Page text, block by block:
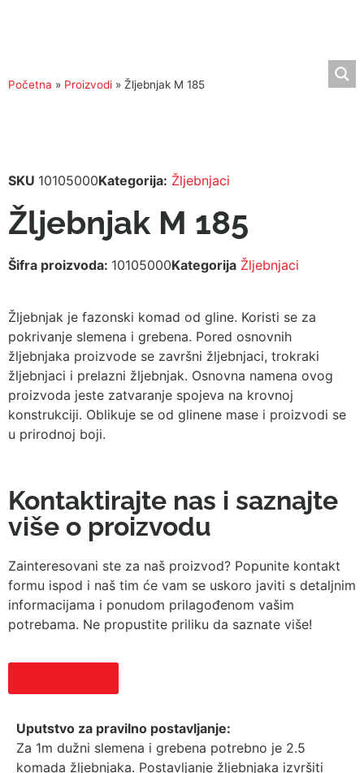
Početna » Proizvodi » Žljebnjak M 185
SKU 10105000Kategorija: Žljebnjaci
Žljebnjak M 185
Šifra proizvoda: 10105000Kategorija Žljebnjaci
Žljebnjak je fazonski komad od gline. Koristi se za
pokrivanje slemena i grebena. Pored osnovnih
žljebnjaka proizvode se završni žljebnjaci, trokraki
žljebnjaci i prelazni žljebnjak. Osnovna namena ovog
proizvoda jeste zatvaranje spojeva na krovnoj
konstrukciji. Oblikuje se od glinene mase i proizvodi se
u prirodnoj boji.
Kontaktirajte nas i saznajte
više o proizvodu
Zainteresovani ste za naš proizvod? Popunite kontakt
formu ispod i naš tim će vam se uskoro javiti s detaljnim
informacijama i ponudom prilagođenom vašim
potrebama. Ne propustite priliku da saznate više!
Uputstvo za pravilno postavljanje:
Za 1m dužni slemena i grebena potrebno je 2.5
komada žljebnjaka. Postavljanje žljebnjaka izvršiti